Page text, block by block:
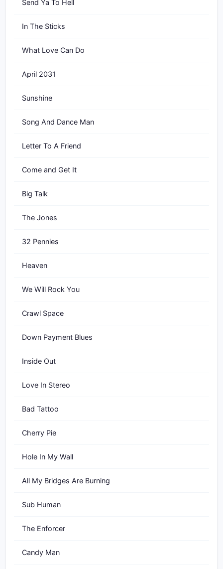
Send Ya To Hell
In The Sticks
What Love Can Do
April 2031
Sunshine
Song And Dance Man
Letter To A Friend
Come and Get It
Big Talk
The Jones
32 Pennies
Heaven
We Will Rock You
Crawl Space
Down Payment Blues
Inside Out
Love In Stereo
Bad Tattoo
Cherry Pie
Hole In My Wall
All My Bridges Are Burning
Sub Human
The Enforcer
Candy Man